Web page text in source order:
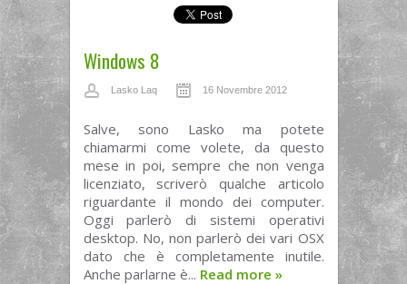
Windows 8
Lasko Laq 16 Novembre 2012
Salve, sono Lasko ma potete
chiamarmi come volete, da questo
mese in poi, sempre che non venga
licenziato, scriverò qualche articolo
riguardante il mondo dei computer.
Oggi parlerò di sistemi operativi
desktop. No, non parlerò dei vari OSX
dato che è completamente inutile.
Anche parlarne è... Read more »